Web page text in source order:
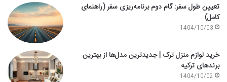
تعیین طول سفر: گام دوم برنامه‌ریزی سفر (راهنمای
کامل)
1404/10/03
خرید لوازم منزل ترک | جدیدترین مدل‌ها از بهترین
برندهای ترکیه
1404/10/02